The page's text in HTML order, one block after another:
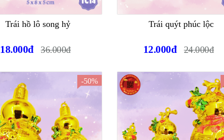
Trái hồ lô song hỷ
18.000đ 36.000đ
Trái quýt phúc lộc
12.000đ 24.000đ
-50%